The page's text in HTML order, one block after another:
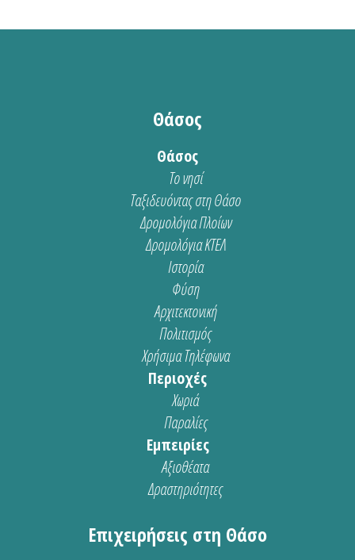
Θάσος
Θάσος
Το νησί
Ταξιδευόντας στη Θάσο
Δρομολόγια Πλοίων
Δρομολόγια ΚΤΕΛ
Ιστορία
Φύση
Αρχιτεκτονική
Πολιτισμός
Χρήσιμα Τηλέφωνα
Περιοχές
Χωριά
Παραλίες
Εμπειρίες
Αξιοθέατα
Δραστηριότητες
Επιχειρήσεις στη Θάσο